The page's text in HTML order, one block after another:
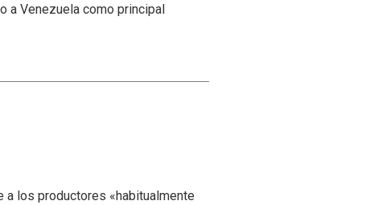
a Venezuela como principal
los productores «habitualmente